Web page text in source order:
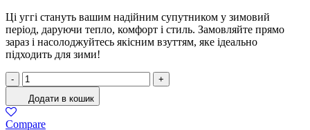
Ці уггі стануть вашим надійним супутником у зимовий
період, даруючи тепло, комфорт і стиль. Замовляйте прямо
зараз і насолоджуйтесь якісним взуттям, яке ідеально
підходить для зими!
Уги
Жіночі
Натуральна
Замша
Капучіно
-
+
Додати в кошик
Compare